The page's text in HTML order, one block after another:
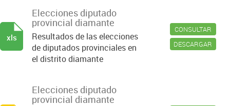
CONSULTAR
DESCARGAR
Elecciones diputado
provincial diamante
Resultados de las elecciones
de diputados provinciales en
el distrito diamante
xls
Elecciones diputado
provincial diamante